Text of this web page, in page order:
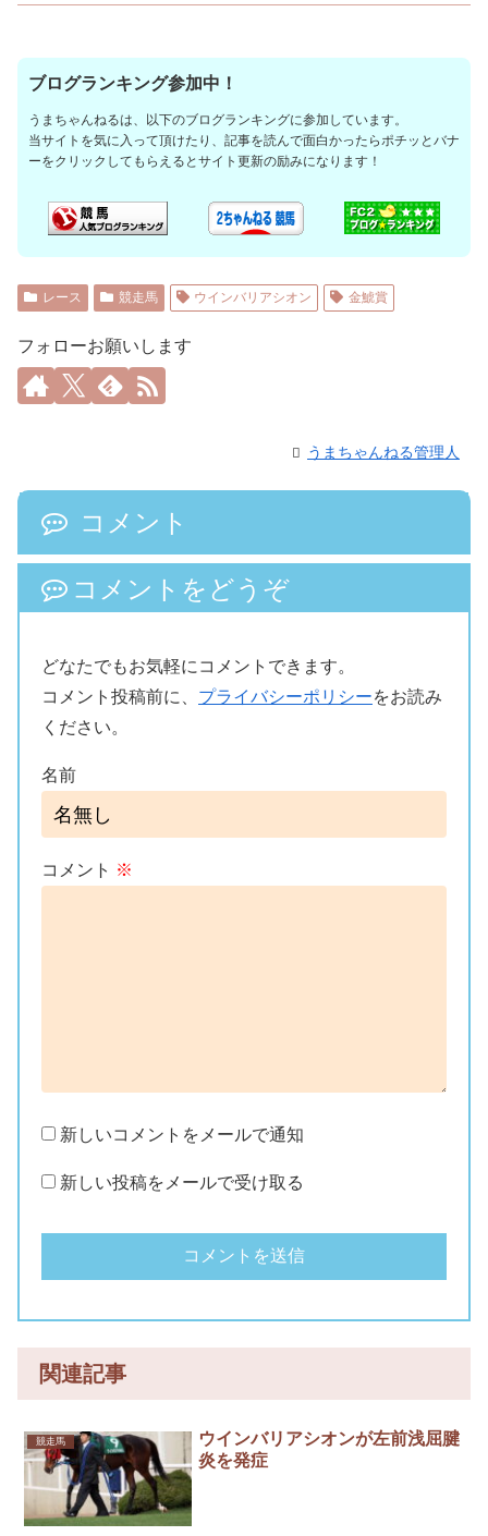
ブログランキング参加中！
うまちゃんねるは、以下のブログランキングに参加しています。
当サイトを気に入って頂けたり、記事を読んで面白かったらポチッとバナ
ーをクリックしてもらえるとサイト更新の励みになります！
レース 競走馬 ウインバリアシオン 金鯱賞
フォローお願いします
うまちゃんねる管理人
コメント
コメントをどうぞ
どなたでもお気軽にコメントできます。
コメント投稿前に、 プライバシーポリシーをお読み
ください。
名前
コメント ※
新しいコメントをメールで通知
新しい投稿をメールで受け取る
関連記事
競走馬
ウインバリアシオンが左前浅屈腱
炎を発症